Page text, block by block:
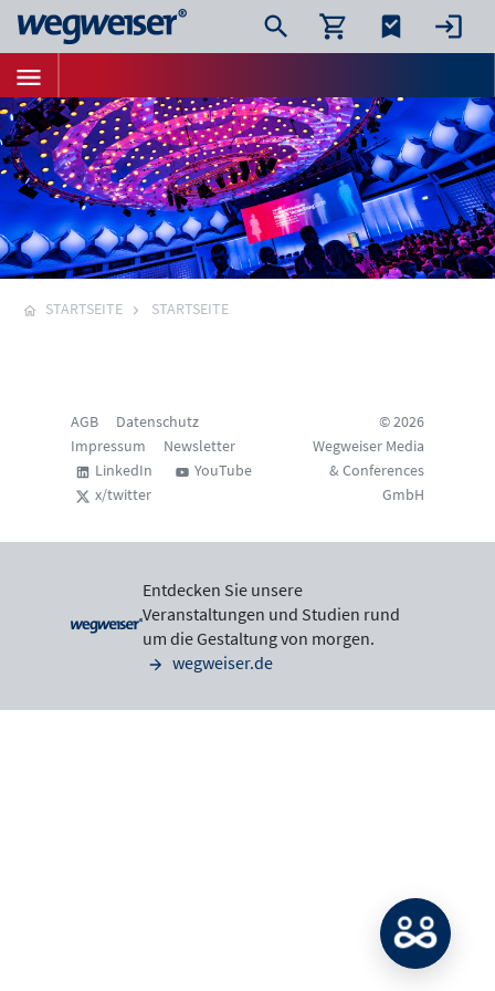
STARTSEITE STARTSEITE
AGB
Datenschutz
Impressum
Newsletter
LinkedIn
YouTube
x/twitter
© 2026
Wegweiser Media
& Conferences
GmbH
Entdecken Sie unsere
Veranstaltungen und Studien rund
um die Gestaltung von morgen.
wegweiser.de